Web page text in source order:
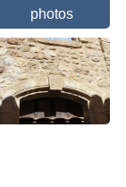
photos